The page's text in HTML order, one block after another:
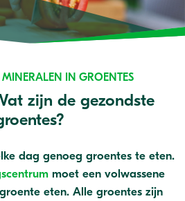
IN GROENTES
zijn de gezondste
dag genoeg groentes te eten.
moet een volwassene
eten. Alle groentes zijn